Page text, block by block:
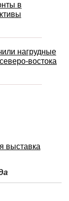
в
нагрудные
востока
выставка